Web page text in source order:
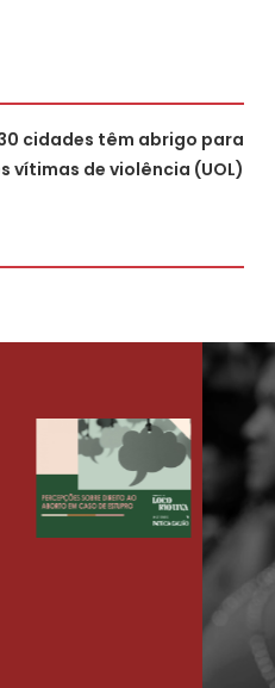
cidades têm abrigo para
vítimas de violência (UOL)
23